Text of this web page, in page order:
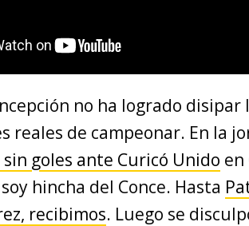
no ha logrado disipar
reales de campeonar. En la
goles ante Curicó Unido en
hincha del Conce. Hasta
recibimos. Luego se